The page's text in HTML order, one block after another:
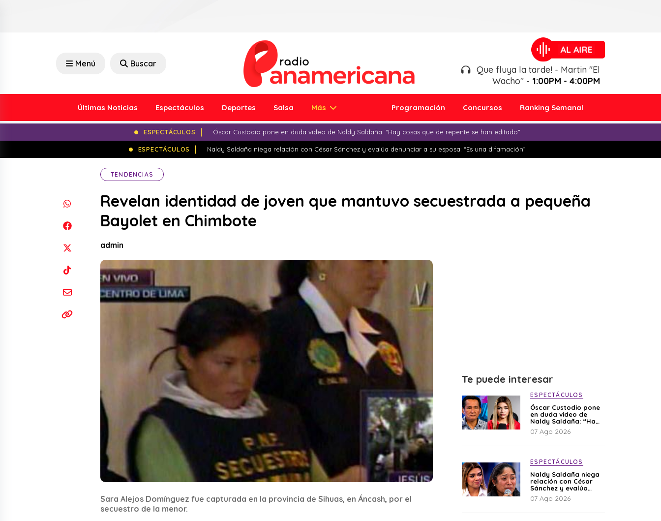
Menú Buscar
Que fluya la tarde! - Martin "El
Wacho" - 1:00PM - 4:00PM
Últimas Noticias Espectáculos Deportes Salsa Más Programación Concursos Ranking Semanal
ESPECTÁCULOS Óscar Custodio pone en duda video de Naldy Saldaña: “Hay cosas que de repente se han editado”
ESPECTÁCULOS Naldy Saldaña niega relación con César Sánchez y evalúa denunciar a su esposa: “Es una difamación”
TENDENCIAS
Revelan identidad de joven que mantuvo secuestrada a pequeña
Bayolet en Chimbote
admin
Sara Alejos Domínguez fue capturada en la provincia de Sihuas, en Áncash, por el
secuestro de la menor.
Te puede interesar
ESPECTÁCULOS
Óscar Custodio pone
en duda video de
Naldy Saldaña: “Hay
cosas que de repente
se han editado”
07 Ago 2026
ESPECTÁCULOS
Naldy Saldaña niega
relación con César
Sánchez y evalúa
denunciar a su
esposa: “Es una
07 Ago 2026